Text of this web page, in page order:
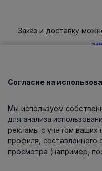
Заказ и доставку
Каталог
О компании
Информация
Согласие на
Мы используем
для анализа
рекламы с учетом ваших
профиля, составленного
просмотра (например,